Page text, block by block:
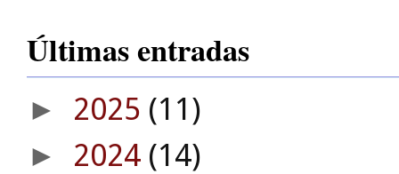
Últimas entradas
► 2025 (11)
► 2024 (14)